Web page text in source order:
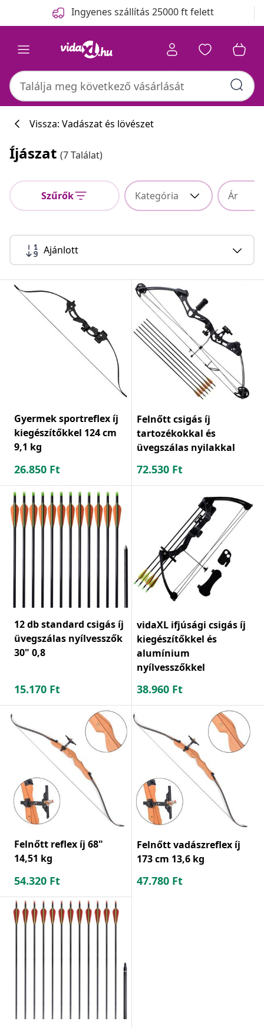
Ingyenes szállítás 25000 ft felett
Vissza: Vadászat és lövészet
Íjászat (7 Találat)
Szűrők Kategória Ár
Ajánlott
Gyermek sportreflex íj
kiegészítőkkel 124 cm
9,1 kg
26.850 Ft
Felnőtt csigás íj
tartozékokkal és
üvegszálas nyilakkal
72.530 Ft
12 db standard csigás íj
üvegszálas nyílvesszők
30" 0,8
15.170 Ft
vidaXL ifjúsági csigás íj
kiegészítőkkel és
alumínium
nyílvesszőkkel
38.960 Ft
Felnőtt reflex íj 68"
14,51 kg
54.320 Ft
Felnőtt vadászreflex íj
173 cm 13,6 kg
47.780 Ft